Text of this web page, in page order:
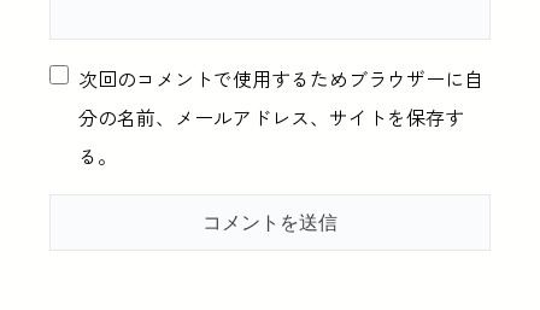
次回のコメントで使用するためブラウザーに自
分の名前、メールアドレス、サイトを保存す
る。